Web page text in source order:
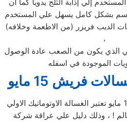
إلي إذابة الثلج يدوياً كما ان
بشكل كامل يسهل علي المستخدم
الديب فريزر (من الاطعمة وخلافه)
،
الذي يكون من الصعب عادة الوصول
فريش 15 مايو
صيانه غسالات فريش 15 مايو تعتبر الغسالة الاوتوماتيك الاولي
! ، وذلك دليل علي عراقة شركة